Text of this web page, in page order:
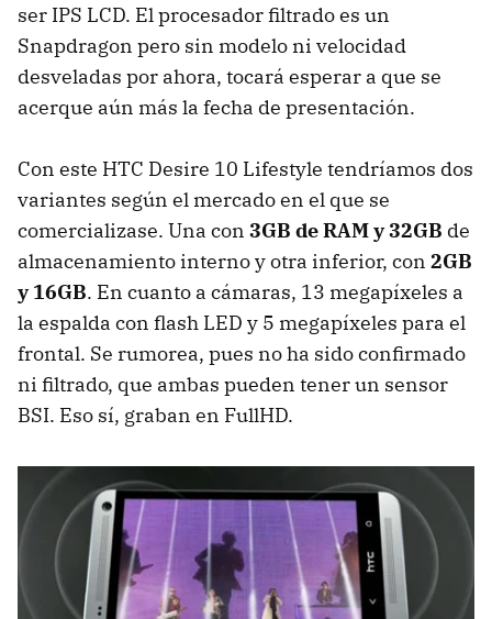
ser IPS LCD. El procesador filtrado es un
Snapdragon pero sin modelo ni velocidad
desveladas por ahora, tocará esperar a que se
acerque aún más la fecha de presentación.
Con este HTC Desire 10 Lifestyle tendríamos dos
variantes según el mercado en el que se
comercializase. Una con 3GB de RAM y 32GB de
almacenamiento interno y otra inferior, con 2GB
y 16GB. En cuanto a cámaras, 13 megapíxeles a
la espalda con flash LED y 5 megapíxeles para el
frontal. Se rumorea, pues no ha sido confirmado
ni filtrado, que ambas pueden tener un sensor
BSI. Eso sí, graban en FullHD.